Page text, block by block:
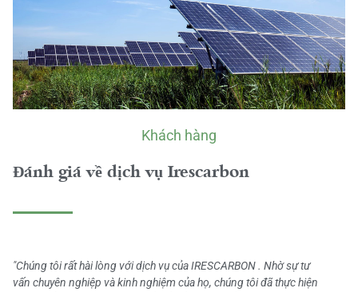
Khách hàng
Đánh giá về dịch vụ Irescarbon
"Chúng tôi rất hài lòng với dịch vụ của IRESCARBON . Nhờ sự tư
vấn chuyên nghiệp và kinh nghiệm của họ, chúng tôi đã thực hiện